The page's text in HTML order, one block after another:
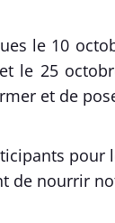
le 10
le 25
et de
de nourrir